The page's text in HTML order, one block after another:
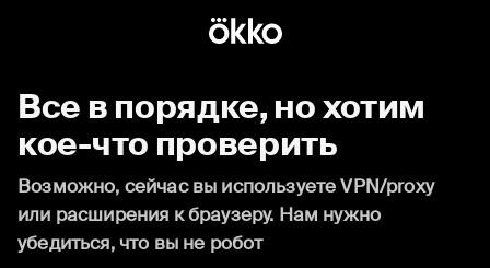
Все в порядке, но хотим
кое-что проверить
Возможно, сейчас вы используете VPN/proxy
или расширения к браузеру. Нам нужно
убедиться, что вы не робот